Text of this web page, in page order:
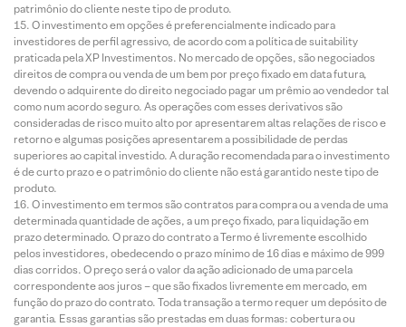
patrimônio do cliente neste tipo de produto.
O investimento em opções é preferencialmente indicado para
investidores de perfil agressivo, de acordo com a política de suitability
praticada pela XP Investimentos. No mercado de opções, são negociados
direitos de compra ou venda de um bem por preço fixado em data futura,
devendo o adquirente do direito negociado pagar um prêmio ao vendedor tal
como num acordo seguro. As operações com esses derivativos são
consideradas de risco muito alto por apresentarem altas relações de risco e
retorno e algumas posições apresentarem a possibilidade de perdas
superiores ao capital investido. A duração recomendada para o investimento
é de curto prazo e o patrimônio do cliente não está garantido neste tipo de
produto.
O investimento em termos são contratos para compra ou a venda de uma
determinada quantidade de ações, a um preço fixado, para liquidação em
prazo determinado. O prazo do contrato a Termo é livremente escolhido
pelos investidores, obedecendo o prazo mínimo de 16 dias e máximo de 999
dias corridos. O preço será o valor da ação adicionado de uma parcela
correspondente aos juros – que são fixados livremente em mercado, em
função do prazo do contrato. Toda transação a termo requer um depósito de
garantia. Essas garantias são prestadas em duas formas: cobertura ou